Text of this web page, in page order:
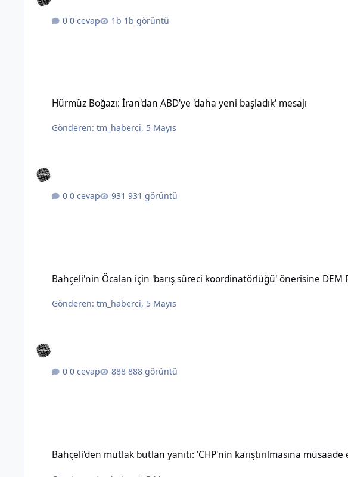
0 cevap 1b görüntü
Hürmüz Boğazı: İran'dan ABD'ye 'daha yeni başladık' mesajı
Gönderen:tm_haberci, 5 Mayıs
0 cevap 931 görüntü
Bahçeli'nin Öcalan için 'barış süreci koordinatörlüğü' önerisine DEM
Gönderen:tm_haberci, 5 Mayıs
0 cevap 888 görüntü
Bahçeli'den mutlak butlan yanıtı: 'CHP'nin karıştırılmasına